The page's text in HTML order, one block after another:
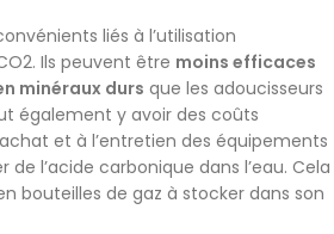
liés à l’utilisation
Ils peuvent être moins efficaces
minéraux durs que les adoucisseurs
également y avoir des coûts
et à l’entretien des équipements
l’acide carbonique dans l’eau. Cela
bouteilles de gaz à stocker dans son